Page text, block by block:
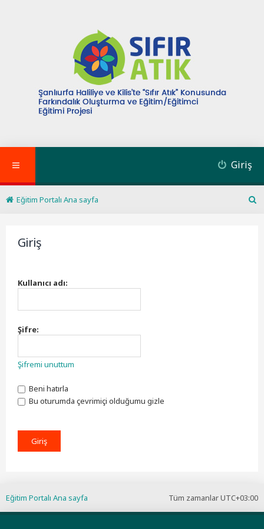
Giriş
Eğitim Portalı Ana sayfa
Giriş
Kullanıcı adı:
Şifre:
Şifremi unuttum
Beni hatırla
Bu oturumda çevrimiçi olduğumu gizle
Tüm zamanlarUTC+03:00
Eğitim Portalı Ana sayfa